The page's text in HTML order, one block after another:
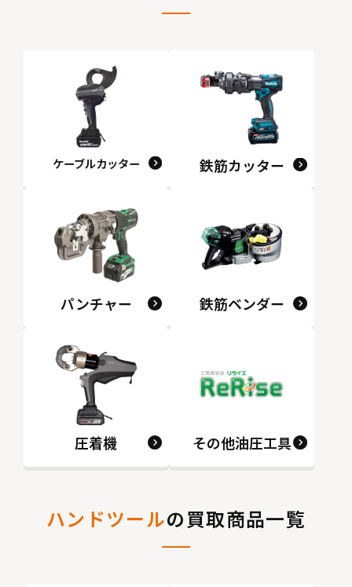
ケーブルカッター 鉄筋カッター
パンチャー 鉄筋ベンダー
圧着機 その他油圧工具
ハンドツールの買取商品一覧